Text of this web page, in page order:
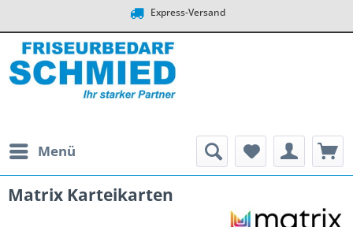
Express-Versand
Menü
Matrix Karteikarten